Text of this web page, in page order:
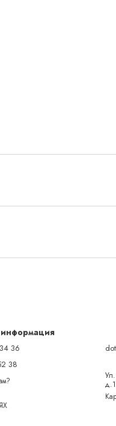
информация
36
38